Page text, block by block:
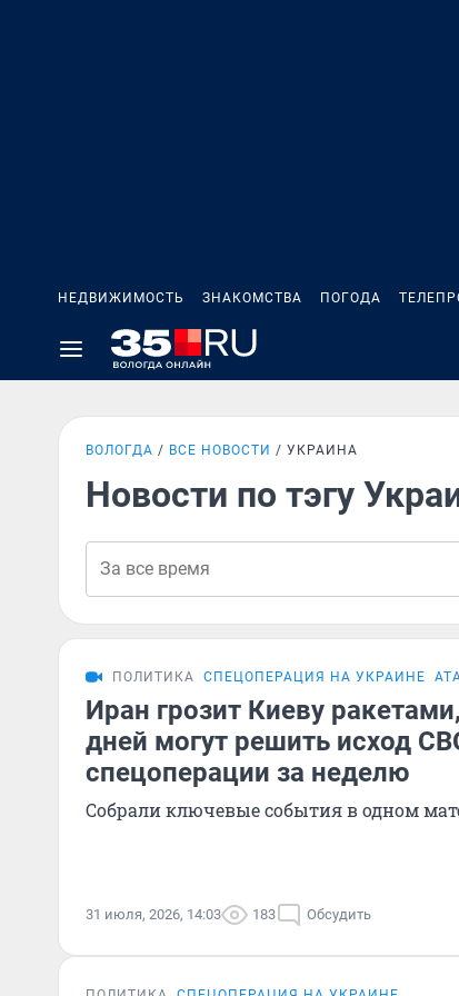
НЕДВИЖИМОСТЬ ЗНАКОМСТВА ПОГОДА
ВОЛОГДА ВСЕ НОВОСТИ УКРАИНА
Новости по тэгу
ПОЛИТИКА СПЕЦОПЕРАЦИЯ НА УКРАИНЕ
Иран грозит Киеву
дней могут решить исход
спецоперации за неделю
Собрали ключевые события в одном
31 июля, 2026, 14:03 183 Обсудить